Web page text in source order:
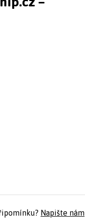
Napište nám